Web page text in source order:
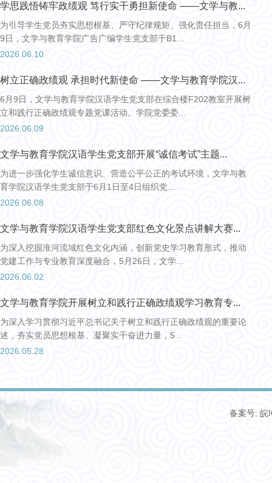
学思践悟铸牢政绩观 笃行实干勇担新使命 ——文学与教...
为引导学生党员夯实思想根基、严守纪律规矩、强化责任担当，6月
9日，文学与教育学院广告广编学生党支部于B1...
2026.06.10
树立正确政绩观 承担时代新使命 ——文学与教育学院汉...
6月9日，文学与教育学院汉语学生党支部在综合楼F202教室开展树
立和践行正确政绩观专题党课活动。学院党委委...
2026.06.09
文学与教育学院汉语学生党支部开展“诚信考试”主题...
为进一步强化学生诚信意识、营造公平公正的考试环境，文学与教
育学院汉语学生党支部于6月1日至4日组织党...
2026.06.08
文学与教育学院汉语学生党支部红色文化景点讲解大赛...
为深入挖掘淮河流域红色文化内涵，创新党史学习教育形式，推动
党建工作与专业教育深度融合，5月26日，文学...
2026.06.02
文学与教育学院开展树立和践行正确政绩观学习教育专...
为深入学习贯彻习近平总书记关于树立和践行正确政绩观的重要论
述，夯实党员思想根基、凝聚实干奋进力量，5...
2026.05.28
备案号: 皖